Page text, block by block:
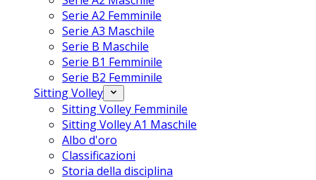
Serie A2 Femminile
Serie A3 Maschile
Serie B Maschile
Serie B1 Femminile
Serie B2 Femminile
Sitting Volley
Sitting Volley Femminile
Sitting Volley A1 Maschile
Albo d'oro
Classificazioni
Storia della disciplina